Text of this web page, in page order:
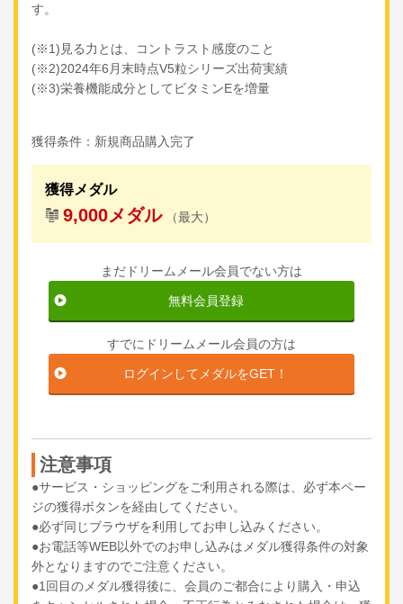
す。
(※1)見る力とは、コントラスト感度のこと
(※2)2024年6月末時点V5粒シリーズ出荷実績
(※3)栄養機能成分としてビタミンEを増量
獲得条件：新規商品購入完了
獲得メダル
9,000メダル（最大）
まだドリームメール会員でない方は
無料会員登録
すでにドリームメール会員の方は
ログインしてメダルをGET！
注意事項
●サービス・ショッピングをご利用される際は、必ず本ペー
ジの獲得ボタンを経由してください。
●必ず同じブラウザを利用してお申し込みください。
●お電話等WEB以外でのお申し込みはメダル獲得条件の対象
外となりますのでご注意ください。
●1回目のメダル獲得後に、会員のご都合により購入・申込